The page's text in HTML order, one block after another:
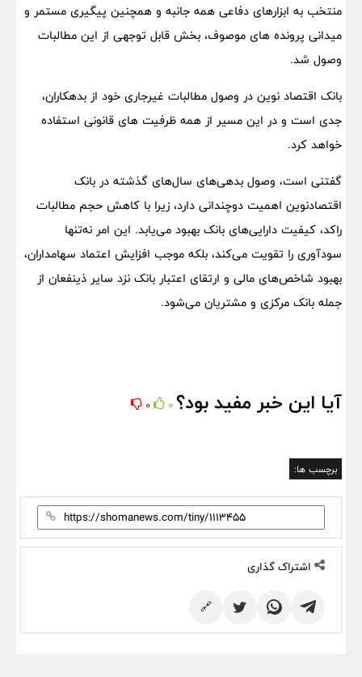
منتخب به ابزارهای دفاعی همه جانبه و همچنین پیگیری مستمر و
میدانی پرونده های موصوف، بخش قابل توجهی از این مطالبات
وصول شد.
بانک اقتصاد نوین در وصول مطالبات غیرجاری خود از بدهکاران،
جدی است و در این مسیر از همه ظرفیت های قانونی استفاده
خواهد کرد.
گفتنی است، وصول بدهی‌های سال‌های گذشته در بانک
اقتصادنوین اهمیت دوچندانی دارد، زیرا با کاهش حجم مطالبات
راکد، کیفیت دارایی‌های بانک بهبود می‌یابد. این امر نه‌تنها
سودآوری را تقویت می‌کند، بلکه موجب افزایش اعتماد سهامداران،
بهبود شاخص‌های مالی و ارتقای اعتبار بانک نزد سایر ذینفعان از
جمله بانک مرکزی و مشتریان می‌شود.
آیا این خبر مفید بود؟ 0
0
برچسب ها:
اشتراک گذاری
🔗